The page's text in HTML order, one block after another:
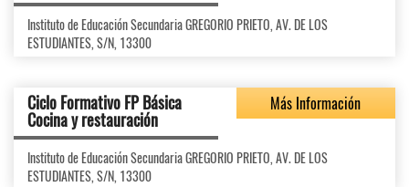
Instituto de Educación Secundaria GREGORIO PRIETO, AV. DE LOS
ESTUDIANTES, S/N, 13300
Ciclo Formativo FP Básica
Cocina y restauración
Más Información
Instituto de Educación Secundaria GREGORIO PRIETO, AV. DE LOS
ESTUDIANTES, S/N, 13300